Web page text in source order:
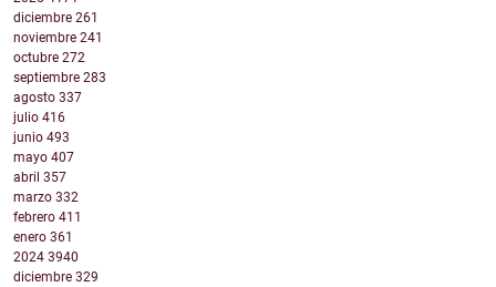
diciembre 261
noviembre 241
octubre 272
septiembre 283
agosto 337
julio 416
junio 493
mayo 407
abril 357
marzo 332
febrero 411
enero 361
2024 3940
diciembre 329